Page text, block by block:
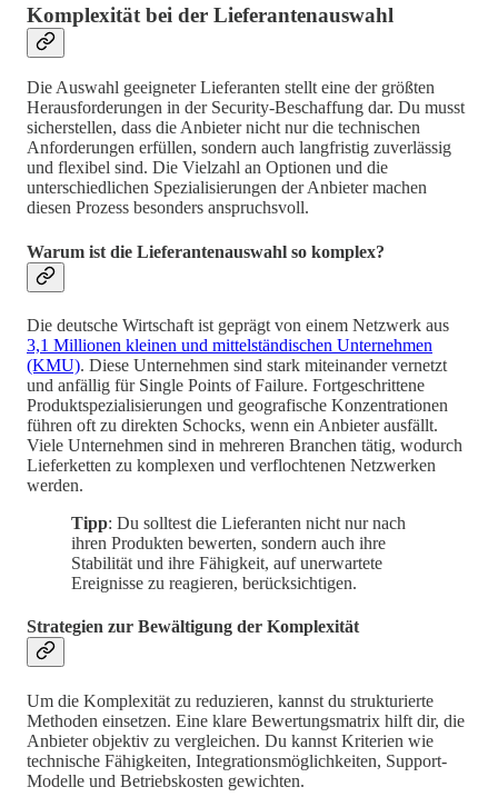
Komplexität bei der Lieferantenauswahl
Die Auswahl geeigneter Lieferanten stellt eine der größten
Herausforderungen in der Security-Beschaffung dar. Du musst
sicherstellen, dass die Anbieter nicht nur die technischen
Anforderungen erfüllen, sondern auch langfristig zuverlässig
und flexibel sind. Die Vielzahl an Optionen und die
unterschiedlichen Spezialisierungen der Anbieter machen
diesen Prozess besonders anspruchsvoll.
Warum ist die Lieferantenauswahl so komplex?
Die deutsche Wirtschaft ist geprägt von einem Netzwerk aus
3,1 Millionen kleinen und mittelständischen Unternehmen
(KMU). Diese Unternehmen sind stark miteinander vernetzt
und anfällig für Single Points of Failure. Fortgeschrittene
Produktspezialisierungen und geografische Konzentrationen
führen oft zu direkten Schocks, wenn ein Anbieter ausfällt.
Viele Unternehmen sind in mehreren Branchen tätig, wodurch
Lieferketten zu komplexen und verflochtenen Netzwerken
werden.
Tipp: Du solltest die Lieferanten nicht nur nach
ihren Produkten bewerten, sondern auch ihre
Stabilität und ihre Fähigkeit, auf unerwartete
Ereignisse zu reagieren, berücksichtigen.
Strategien zur Bewältigung der Komplexität
Um die Komplexität zu reduzieren, kannst du strukturierte
Methoden einsetzen. Eine klare Bewertungsmatrix hilft dir, die
Anbieter objektiv zu vergleichen. Du kannst Kriterien wie
technische Fähigkeiten, Integrationsmöglichkeiten, Support-
Modelle und Betriebskosten gewichten.